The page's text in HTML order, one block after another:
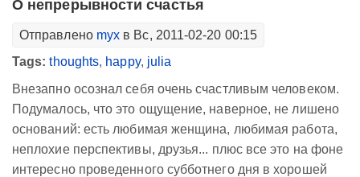
О непрерывности счастья
Отправлено myx в Вс, 2011-02-20 00:15
Tags:thoughts, happy, julia
Внезапно осознал себя очень счастливым человеком.
Подумалось, что это ощущение, наверное, не лишено
оснований: есть любимая женщина, любимая работа,
неплохие перспективы, друзья... плюс все это на фоне
интересно проведенного субботнего дня в хорошей